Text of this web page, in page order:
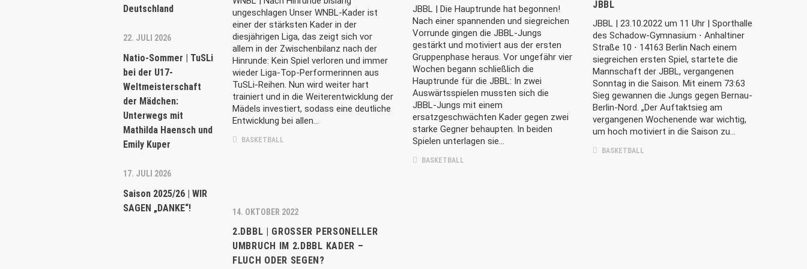
ungeschlagen Unser WNBL-Kader ist
einer der stärksten Kader in der
diesjährigen Liga, das zeigt sich vor
allem in der Zwischenbilanz nach der
Hinrunde: Kein Spiel verloren und immer
wieder Liga-Top-Performerinnen aus
TuSLi-Reihen. Nun wird weiter hart
trainiert und in die Weiterentwicklung der
Mädels investiert, sodass eine deutliche
Entwicklung bei allen…
BASKETBALL
JBBL | Die Hauptrunde hat begonnen!
Nach einer spannenden und siegreichen
Vorrunde gingen die JBBL-Jungs
gestärkt und motiviert aus der ersten
Gruppenphase heraus. Vor ungefähr vier
Wochen begann schließlich die
Hauptrunde für die JBBL: In zwei
Auswärtsspielen mussten sich die
JBBL-Jungs mit einem
ersatzgeschwächten Kader gegen zwei
starke Gegner behaupten. In beiden
Spielen unterlagen sie…
BASKETBALL
JBBL
JBBL | 23.10.2022 um 11 Uhr | Sporthalle
des Schadow-Gymnasium ⋅ Anhaltiner
Straße 10 ⋅ 14163 Berlin Nach einem
siegreichen ersten Spiel, startete die
Mannschaft der JBBL, vergangenen
Sonntag in die Saison. Mit einem 73:63
Sieg gewannen die Jungs gegen Bernau-
Berlin-Nord. „Der Auftaktsieg am
vergangenen Wochenende war wichtig,
um hoch motiviert in die Saison zu…
BASKETBALL
14. OKTOBER 2022
2.DBBL | GROSSER PERSONELLER U
MBRUCH IM 2.DBBL KADER – F
LUCH ODER SEGEN?
Deutschland
22. JULI 2026
Natio-Sommer | TuSLi
bei der U17-
Weltmeisterschaft
der Mädchen:
Unterwegs mit
Mathilda Haensch und
Emily Kuper
17. JULI 2026
Saison 2025/26 | WIR
SAGEN „DANKE“!
AKTUELLES